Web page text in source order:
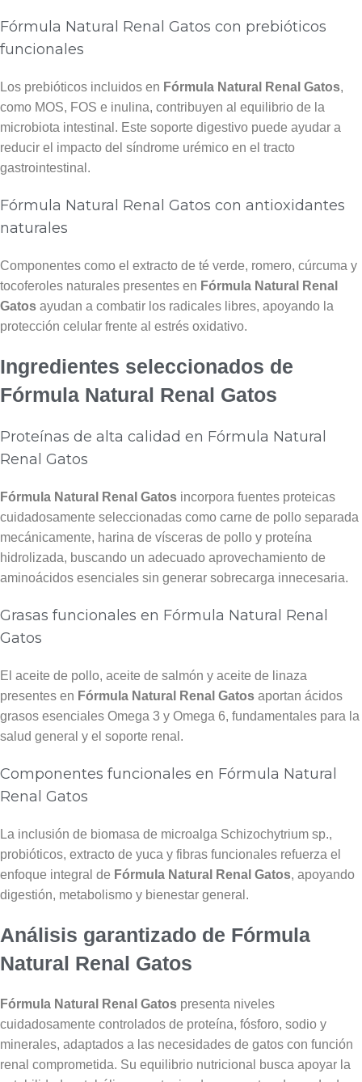
Fórmula Natural Renal Gatos con prebióticos
funcionales
Los prebióticos incluidos en Fórmula Natural Renal Gatos,
como MOS, FOS e inulina, contribuyen al equilibrio de la
microbiota intestinal. Este soporte digestivo puede ayudar a
reducir el impacto del síndrome urémico en el tracto
gastrointestinal.
Fórmula Natural Renal Gatos con antioxidantes
naturales
Componentes como el extracto de té verde, romero, cúrcuma y
tocoferoles naturales presentes en Fórmula Natural Renal
Gatos ayudan a combatir los radicales libres, apoyando la
protección celular frente al estrés oxidativo.
Ingredientes seleccionados de
Fórmula Natural Renal Gatos
Proteínas de alta calidad en Fórmula Natural
Renal Gatos
Fórmula Natural Renal Gatos incorpora fuentes proteicas
cuidadosamente seleccionadas como carne de pollo separada
mecánicamente, harina de vísceras de pollo y proteína
hidrolizada, buscando un adecuado aprovechamiento de
aminoácidos esenciales sin generar sobrecarga innecesaria.
Grasas funcionales en Fórmula Natural Renal
Gatos
El aceite de pollo, aceite de salmón y aceite de linaza
presentes en Fórmula Natural Renal Gatos aportan ácidos
grasos esenciales Omega 3 y Omega 6, fundamentales para la
salud general y el soporte renal.
Componentes funcionales en Fórmula Natural
Renal Gatos
La inclusión de biomasa de microalga Schizochytrium sp.,
probióticos, extracto de yuca y fibras funcionales refuerza el
enfoque integral de Fórmula Natural Renal Gatos, apoyando
digestión, metabolismo y bienestar general.
Análisis garantizado de Fórmula
Natural Renal Gatos
Fórmula Natural Renal Gatos presenta niveles
cuidadosamente controlados de proteína, fósforo, sodio y
minerales, adaptados a las necesidades de gatos con función
renal comprometida. Su equilibrio nutricional busca apoyar la